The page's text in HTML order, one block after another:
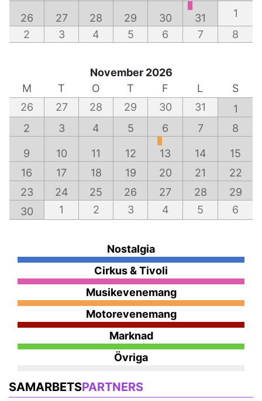
26 27 28 29 30 31
1
2
3 4 5 6 7 8
November 2026
M
T O T F L
S
26
27 28 29 30 31
1
2
3 4 5 6 7 8
9 10 11 12 13 14
15
16
17 18 19 20 21
22
23
24 25 26 27 28
29
30
1 2 3 4 5 6
Nostalgia
Cirkus & Tivoli
Musikevenemang
Motorevenemang
Marknad
Övriga
SAMARBETSPARTNERS